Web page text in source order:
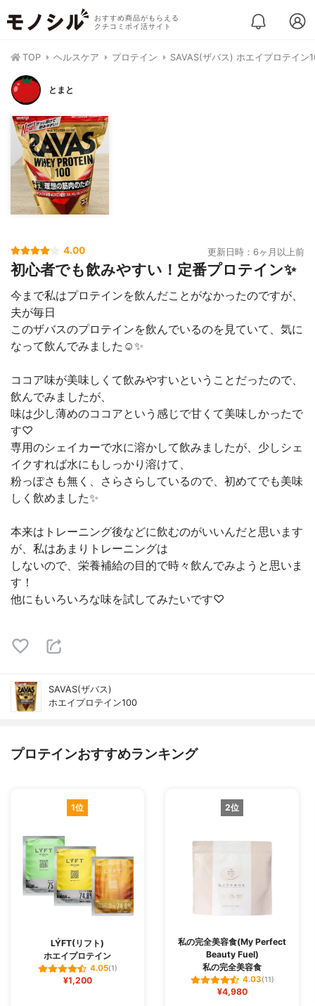
おすすめ商品がもらえる
クチコミポイ活サイト
TOP ヘルスケア プロテイン SAVAS(ザバス) ホエイプロテイン
とまと
4.00 更新日時：6ヶ月以上前
初心者でも飲みやすい！定番プロテイン✨
今まで私はプロテインを飲んだことがなかったのですが、
夫が毎日
このザバスのプロテインを飲んでいるのを見ていて、気に
なって飲んでみました☺️✨
ココア味が美味しくて飲みやすいということだったので、
飲んでみましたが、
味は少し薄めのココアという感じで甘くて美味しかったで
す♡
専用のシェイカーで水に溶かして飲みましたが、少しシェ
イクすれば水にもしっかり溶けて、
粉っぽさも無く、さらさらしているので、初めてでも美味
しく飲めました✨
本来はトレーニング後などに飲むのがいいんだと思います
が、私はあまりトレーニングは
しないので、栄養補給の目的で時々飲んでみようと思いま
す！
他にもいろいろな味を試してみたいです♡
SAVAS(ザバス)
ホエイプロテイン100
プロテインおすすめランキング
1位
LÝFT(リフト)
ホエイプロテイン
4.05(1)
¥1,200
2位
私の完全美容食(My Perfect
Beauty Fuel)
私の完全美容食
4.03(11)
¥4,980